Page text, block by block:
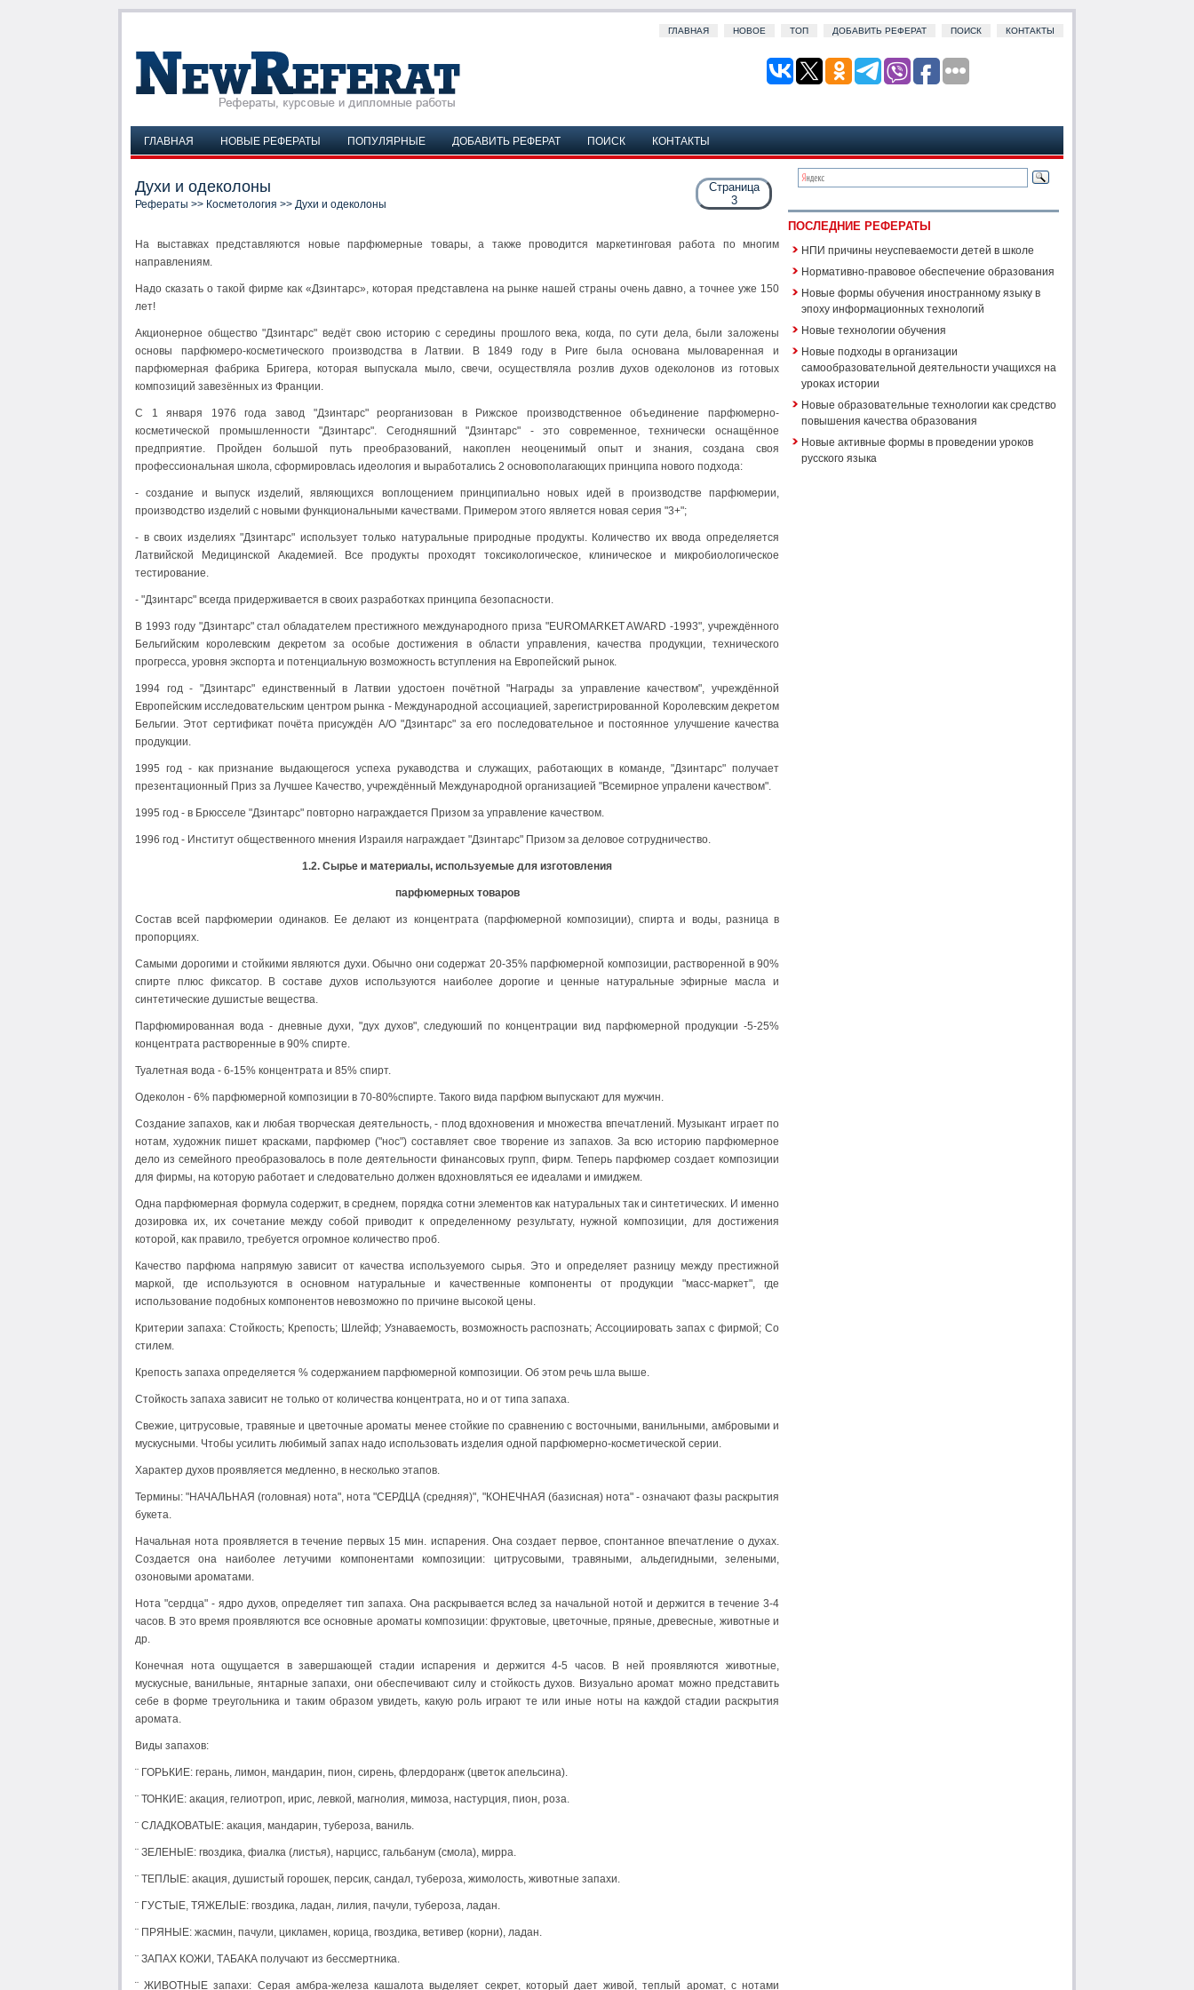
ГЛАВНАЯ НОВОЕ ТОП ДОБАВИТЬ РЕФЕРАТ ПОИСК КОНТАКТЫ
ГЛАВНАЯ НОВЫЕ РЕФЕРАТЫ ПОПУЛЯРНЫЕ ДОБАВИТЬ РЕФЕРАТ ПОИСК КОНТАКТЫ
Страница
3
Духи и одеколоны
Рефераты >> Косметология >> Духи и одеколоны
На выставках представляются новые парфюмерные товары, а также проводится маркетинговая работа по многим
направлениям.
Надо сказать о такой фирме как «Дзинтарс», которая представлена на рынке нашей страны очень давно, а точнее уже 150
лет!
Акционерное общество "Дзинтарс" ведёт свою историю с середины прошлого века, когда, по сути дела, были заложены
основы парфюмеро-косметического производства в Латвии. В 1849 году в Риге была основана мыловаренная и
парфюмерная фабрика Бригера, которая выпускала мыло, свечи, осуществляла розлив духов одеколонов из готовых
композиций завезённых из Франции.
С 1 января 1976 года завод "Дзинтарс" реорганизован в Рижское производственное объединение парфюмерно-
косметической промышленности "Дзинтарс". Сегодняшний "Дзинтарс" - это современное, технически оснащённое
предприятие. Пройден большой путь преобразований, накоплен неоценимый опыт и знания, создана своя
профессиональная школа, сформировлась идеология и выработались 2 основополагающих принципа нового подхода:
- создание и выпуск изделий, являющихся воплощением принципиально новых идей в производстве парфюмерии,
производство изделий с новыми функциональными качествами. Примером этого является новая серия "3+";
- в своих изделиях "Дзинтарс" использует только натуральные природные продукты. Количество их ввода определяется
Латвийской Медицинской Академией. Все продукты проходят токсикологическое, клиническое и микробиологическое
тестирование.
- "Дзинтарс" всегда придерживается в своих разработках принципа безопасности.
В 1993 году "Дзинтарс" стал обладателем престижного международного приза "EUROMARKET AWARD -1993", учреждённого
Бельгийским королевским декретом за особые достижения в области управления, качества продукции, технического
прогресса, уровня экспорта и потенциальную возможность вступления на Европейский рынок.
1994 год - "Дзинтарс" единственный в Латвии удостоен почётной "Награды за управление качеством", учреждённой
Европейским исследовательским центром рынка - Международной ассоциацией, зарегистрированной Королевским декретом
Бельгии. Этот сертификат почёта присуждён А/О "Дзинтарс" за его последовательное и постоянное улучшение качества
продукции.
1995 год - как признание выдающегося успеха рукаводства и служащих, работающих в команде, "Дзинтарс" получает
презентационный Приз за Лучшее Качество, учреждённый Международной организацией "Всемирное упралени качеством".
1995 год - в Брюсселе "Дзинтарс" повторно награждается Призом за управление качеством.
1996 год - Институт общественного мнения Израиля награждает "Дзинтарс" Призом за деловое сотрудничество.
1.2. Сырье и материалы, используемые для изготовления
парфюмерных товаров
Состав всей парфюмерии одинаков. Ее делают из концентрата (парфюмерной композиции), спирта и воды, разница в
пропорциях.
Самыми дорогими и стойкими являются духи. Обычно они содержат 20-35% парфюмерной композиции, растворенной в 90%
спирте плюс фиксатор. В составе духов используются наиболее дорогие и ценные натуральные эфирные масла и
синтетические душистые вещества.
Парфюмированная вода - дневные духи, "дух духов", следуюший по концентрации вид парфюмерной продукции -5-25%
концентрата растворенные в 90% спирте.
Туалетная вода - 6-15% концентрата и 85% спирт.
Одеколон - 6% парфюмерной композиции в 70-80%спирте. Такого вида парфюм выпускают для мужчин.
Создание запахов, как и любая творческая деятельность, - плод вдохновения и множества впечатлений. Музыкант играет по
нотам, художник пишет красками, парфюмер ("нос") составляет свое творение из запахов. За всю историю парфюмерное
дело из семейного преобразовалось в поле деятельности финансовых групп, фирм. Теперь парфюмер создает композиции
для фирмы, на которую работает и следовательно должен вдохновляться ее идеалами и имиджем.
Одна парфюмерная формула содержит, в среднем, порядка сотни элементов как натуральных так и синтетических. И именно
дозировка их, их сочетание между собой приводит к определенному результату, нужной композиции, для достижения
которой, как правило, требуется огромное количество проб.
Качество парфюма напрямую зависит от качества используемого сырья. Это и определяет разницу между престижной
маркой, где используются в основном натуральные и качественные компоненты от продукции "масс-маркет", где
использование подобных компонентов невозможно по причине высокой цены.
Критерии запаха: Стойкость; Крепость; Шлейф; Узнаваемость, возможность распознать; Ассоциировать запах с фирмой; Со
стилем.
Крепость запаха определяется % содержанием парфюмерной композиции. Об этом речь шла выше.
Стойкость запаха зависит не только от количества концентрата, но и от типа запаха.
Свежие, цитрусовые, травяные и цветочные ароматы менее стойкие по сравнению с восточными, ванильными, амбровыми и
мускусными. Чтобы усилить любимый запах надо использовать изделия одной парфюмерно-косметической серии.
Характер духов проявляется медленно, в несколько этапов.
Термины: "НАЧАЛЬНАЯ (головная) нота", нота "СЕРДЦА (средняя)", "КОНЕЧНАЯ (базисная) нота" - означают фазы раскрытия
букета.
Начальная нота проявляется в течение первых 15 мин. испарения. Она создает первое, спонтанное впечатление о духах.
Создается она наиболее летучими компонентами композиции: цитрусовыми, травяными, альдегидными, зелеными,
озоновыми ароматами.
Нота "сердца" - ядро духов, определяет тип запаха. Она раскрывается вслед за начальной нотой и держится в течение 3-4
часов. В это время проявляются все основные ароматы композиции: фруктовые, цветочные, пряные, древесные, животные и
др.
Конечная нота ощущается в завершающей стадии испарения и держится 4-5 часов. В ней проявляются животные,
мускусные, ванильные, янтарные запахи, они обеспечивают силу и стойкость духов. Визуально аромат можно представить
себе в форме треугольника и таким образом увидеть, какую роль играют те или иные ноты на каждой стадии раскрытия
аромата.
Виды запахов:
¨ ГОРЬКИЕ: герань, лимон, мандарин, пион, сирень, флердоранж (цветок апельсина).
¨ ТОНКИЕ: акация, гелиотроп, ирис, левкой, магнолия, мимоза, настурция, пион, роза.
¨ СЛАДКОВАТЫЕ: акация, мандарин, тубероза, ваниль.
¨ ЗЕЛЕНЫЕ: гвоздика, фиалка (листья), нарцисс, гальбанум (смола), мирра.
¨ ТЕПЛЫЕ: акация, душистый горошек, персик, сандал, тубероза, жимолость, животные запахи.
¨ ГУСТЫЕ, ТЯЖЕЛЫЕ: гвоздика, ладан, лилия, пачули, тубероза, ладан.
¨ ПРЯНЫЕ: жасмин, пачули, цикламен, корица, гвоздика, ветивер (корни), ладан.
¨ ЗАПАХ КОЖИ, ТАБАКА получают из бессмертника.
¨ ЖИВОТНЫЕ запахи: Серая амбра-железа кашалота выделяет секрет, который дает живой, теплый аромат, с нотами
ПОСЛЕДНИЕ РЕФЕРАТЫ
НПИ причины неуспеваемости детей в школе
Нормативно-правовое обеспечение образования
Новые формы обучения иностранному языку в
эпоху информационных технологий
Новые технологии обучения
Новые подходы в организации
самообразовательной деятельности учащихся на
уроках истории
Новые образовательные технологии как средство
повышения качества образования
Новые активные формы в проведении уроков
русского языка